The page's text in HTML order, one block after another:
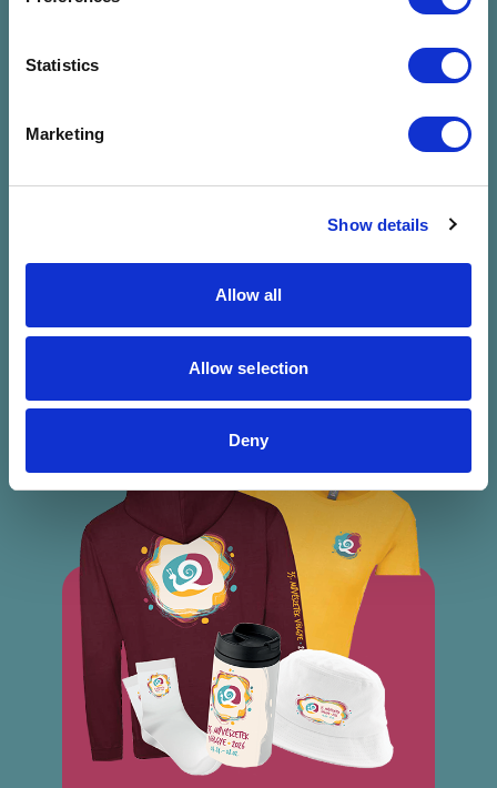
Statistics
Marketing
Show details
Allow all
Allow selection
Deny
Nincs találat a
megadott